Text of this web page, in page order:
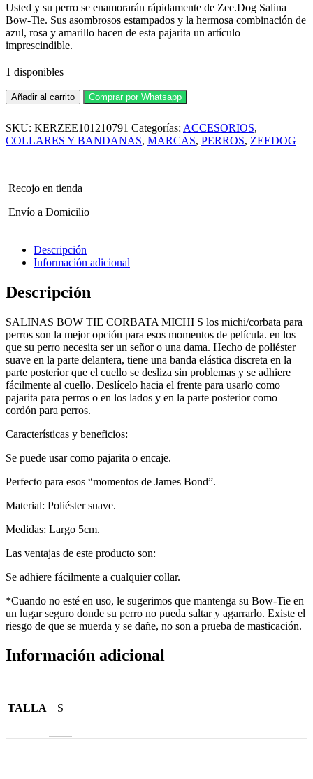
Usted y su perro se enamorarán rápidamente de Zee.Dog Salina
Bow-Tie. Sus asombrosos estampados y la hermosa combinación de
azul, rosa y amarillo hacen de esta pajarita un artículo
imprescindible.
1 disponibles
Zeedog
Salinas
Tie
Corbate
Añadir al carrito Comprar por Whatsapp
SKU: KERZEE101210791 Categorías: ACCESORIOS,
COLLARES Y BANDANAS, MARCAS, PERROS, ZEEDOG
Recojo en tienda
Envío a Domicilio
Descripción
Información adicional
Descripción
SALINAS BOW TIE CORBATA MICHI S los michi/corbata para
perros son la mejor opción para esos momentos de película. en los
que su perro necesita ser un señor o una dama. Hecho de poliéster
suave en la parte delantera, tiene una banda elástica discreta en la
parte posterior que el cuello se desliza sin problemas y se adhiere
fácilmente al cuello. Deslícelo hacia el frente para usarlo como
pajarita para perros o en los lados y en la parte posterior como
cordón para perros.
Características y beneficios:
Se puede usar como pajarita o encaje.
Perfecto para esos “momentos de James Bond”.
Material: Poliéster suave.
Medidas: Largo 5cm.
Las ventajas de este producto son:
Se adhiere fácilmente a cualquier collar.
*Cuando no esté en uso, le sugerimos que mantenga su Bow-Tie en
un lugar seguro donde su perro no pueda saltar y agarrarlo. Existe el
riesgo de que se muerda y se dañe, no son a prueba de masticación.
Información adicional
TALLA S